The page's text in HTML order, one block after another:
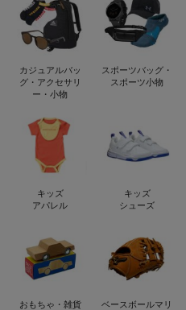
カジュアルバッ
グ・アクセサリ
ー・小物
スポーツバッグ・
スポーツ小物
キッズ
アパレル
キッズ
シューズ
おもちゃ・雑貨
ベースボールマリ